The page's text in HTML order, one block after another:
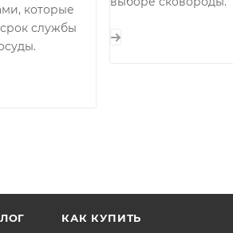
которые
службы
КАК КУПИТЬ